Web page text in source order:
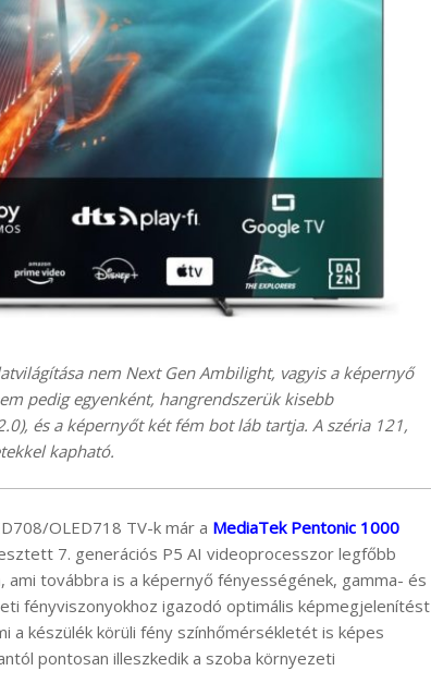
nem Next Gen Ambilight, vagyis a képernyő
pedig egyenként, hangrendszerük kisebb
és a képernyőt két fém bot láb tartja. A széria 121,
kapható.
OLED718 TV-k már a MediaTek Pentonic 1000
7. generációs P5 AI videoprocesszor legfőbb
továbbra is a képernyő fényességének, gamma- és
fényviszonyokhoz igazodó optimális képmegjelenítést
a készülék körüli fény színhőmérsékletét is képes
pontosan illeszkedik a szoba környezeti